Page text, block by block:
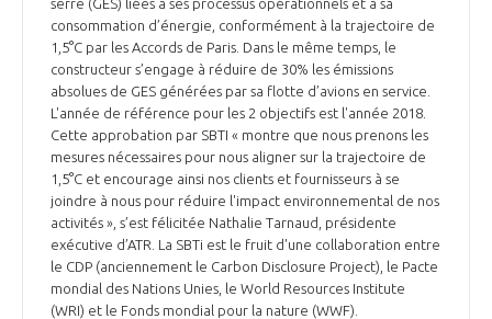
serre (GES) liées à ses processus opérationnels et à sa
consommation d’énergie, conformément à la trajectoire de
1,5°C par les Accords de Paris. Dans le même temps, le
constructeur s’engage à réduire de 30% les émissions
absolues de GES générées par sa flotte d’avions en service.
L'année de référence pour les 2 objectifs est l'année 2018.
Cette approbation par SBTI « montre que nous prenons les
mesures nécessaires pour nous aligner sur la trajectoire de
1,5°C et encourage ainsi nos clients et fournisseurs à se
joindre à nous pour réduire l'impact environnemental de nos
activités », s’est félicitée Nathalie Tarnaud, présidente
exécutive d’ATR. La SBTi est le fruit d'une collaboration entre
le CDP (anciennement le Carbon Disclosure Project), le Pacte
mondial des Nations Unies, le World Resources Institute
(WRI) et le Fonds mondial pour la nature (WWF).